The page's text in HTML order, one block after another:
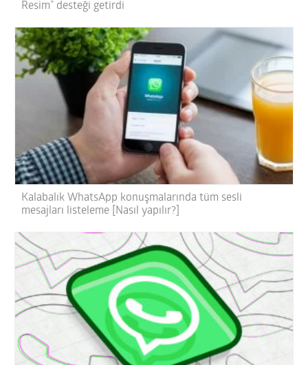
Resim” desteği getirdi
Kalabalık WhatsApp konuşmalarında tüm sesli
mesajları listeleme [Nasıl yapılır?]